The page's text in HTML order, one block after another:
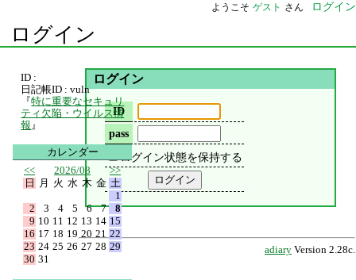
ようこそ ゲスト さん ログイン
ログイン
ログイン
ID
pass
ログイン状態を保持する
adiary Version 2.28c.
ID :
日記帳ID : vuln
『特に重要なセキュリ
ティ欠陥・ウイルス情
報 』
カレンダー
<<
2026/08
>>
日
月 火 水 木 金 土
1
2
3 4 5 6 7
8
9 10 11 12 13 14 15
16 17 18 19 20 21 22
23 24 25 26 27 28 29
30 31